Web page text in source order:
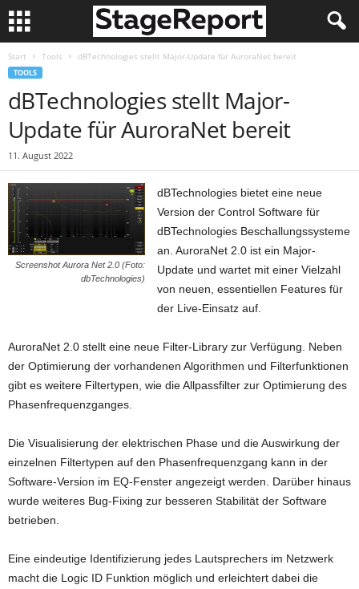
Start Tools dBTechnologies stellt Major-Update für AuroraNet bereit
TOOLS
dBTechnologies stellt Major-
Update für AuroraNet bereit
11. August 2022
Screenshot Aurora Net 2.0 (Foto:
dbTechnologies)
dBTechnologies bietet eine neue
Version der Control Software für
dBTechnologies Beschallungssysteme
an. AuroraNet 2.0 ist ein Major-
Update und wartet mit einer Vielzahl
von neuen, essentiellen Features für
der Live-Einsatz auf.
AuroraNet 2.0 stellt eine neue Filter-Library zur Verfügung. Neben
der Optimierung der vorhandenen Algorithmen und Filterfunktionen
gibt es weitere Filtertypen, wie die Allpassfilter zur Optimierung des
Phasenfrequenzganges.
Die Visualisierung der elektrischen Phase und die Auswirkung der
einzelnen Filtertypen auf den Phasenfrequenzgang kann in der
Software-Version im EQ-Fenster angezeigt werden. Darüber hinaus
wurde weiteres Bug-Fixing zur besseren Stabilität der Software
betrieben.
Eine eindeutige Identifizierung jedes Lautsprechers im Netzwerk
macht die Logic ID Funktion möglich und erleichtert dabei die